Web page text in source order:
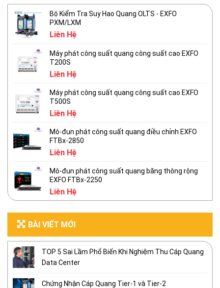
Bộ Kiểm Tra Suy Hao Quang OLTS - EXFO
PXM/LXM
Liên Hệ
Máy phát công suất quang công suất cao EXFO
T200S
Liên Hệ
Máy phát công suất quang công suất cao EXFO
T500S
Liên Hệ
Mô-đun phát công suất quang điều chỉnh EXFO
FTBx-2850
Liên Hệ
Mô-đun phát công suất quang băng thông rộng
EXFO FTBx-2250
Liên Hệ
BÀI VIẾT MỚI
TOP 5 Sai Lầm Phổ Biến Khi Nghiệm Thu Cáp Quang
Data Center
Chứng Nhận Cáp Quang Tier-1 và Tier-2